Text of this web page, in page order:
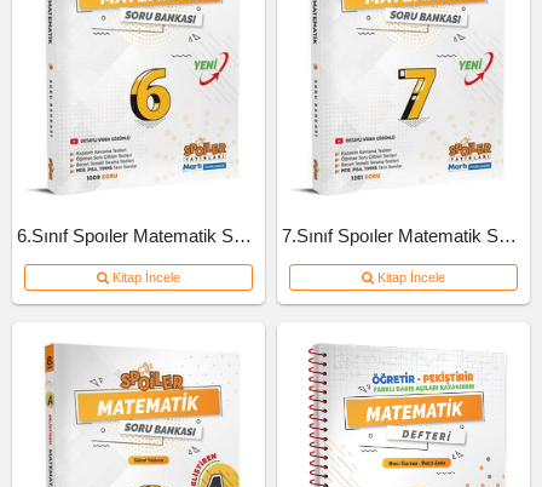
6.Sınıf Spoıler Matematik Soru Bankası 2023
Kitap İncele
7.Sınıf Spoıler Matematik Soru Bankası
Kitap İncele